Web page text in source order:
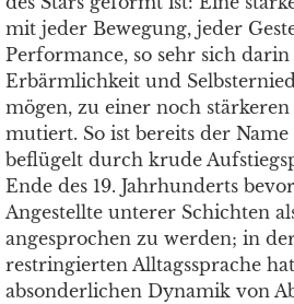
mit jeder Bewegung, jeder
Performance, so sehr sich
Erbärmlichkeit und
mögen, zu einer noch
mutiert. So ist bereits der
beflügelt durch krude
Ende des 19. Jahrhunderts
Angestellte unterer Schichten
angesprochen zu werden; in
restringierten Alltagssprache
absonderlichen Dynamik von